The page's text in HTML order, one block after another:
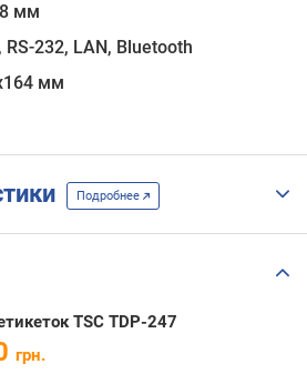
мм
RS-232, LAN, Bluetooth
мм
Подробнее
TSC TDP-247
грн.